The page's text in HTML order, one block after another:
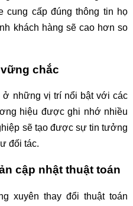
cung cấp đúng thông tin họ
khách hàng sẽ cao hơn so
chắc
ở những vị trí nổi bật với các
hiệu được ghi nhớ nhiều
sẽ tạo được sự tin tưởng
đối tác.
cập nhật thuật toán
xuyên thay đổi thuật toán